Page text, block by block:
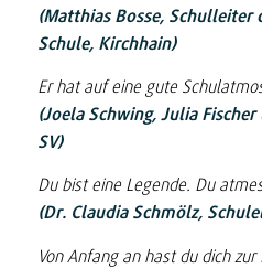
(Matthias Bosse, Schulleiter
Schule, Kirchhain)
Er hat auf eine gute
(Joela Schwing, Julia
SV)
Du bist eine Legende. Du
(Dr. Claudia Schmölz,
Von Anfang an hast du dich